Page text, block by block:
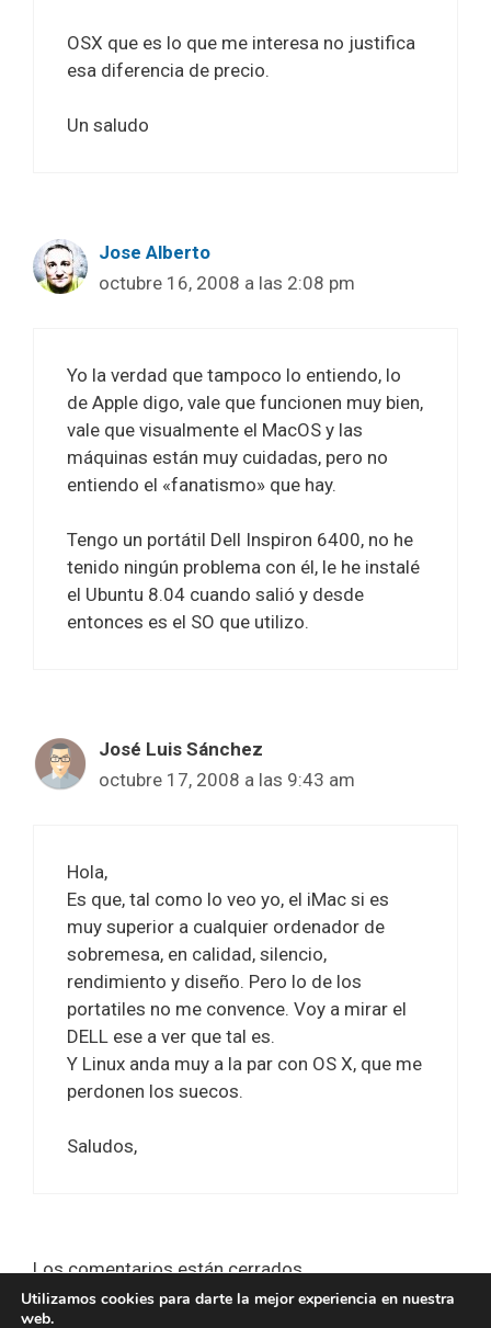
OSX que es lo que me interesa no justifica
esa diferencia de precio.
Un saludo
Jose Alberto
octubre 16, 2008 a las 2:08 pm
Yo la verdad que tampoco lo entiendo, lo
de Apple digo, vale que funcionen muy bien,
vale que visualmente el MacOS y las
máquinas están muy cuidadas, pero no
entiendo el «fanatismo» que hay.
Tengo un portátil Dell Inspiron 6400, no he
tenido ningún problema con él, le he instalé
el Ubuntu 8.04 cuando salió y desde
entonces es el SO que utilizo.
José Luis Sánchez
octubre 17, 2008 a las 9:43 am
Hola,
Es que, tal como lo veo yo, el iMac si es
muy superior a cualquier ordenador de
sobremesa, en calidad, silencio,
rendimiento y diseño. Pero lo de los
portatiles no me convence. Voy a mirar el
DELL ese a ver que tal es.
Y Linux anda muy a la par con OS X, que me
perdonen los suecos.
Saludos,
Los comentarios están cerrados.
Utilizamos cookies para darte la mejor experiencia en nuestra
web.